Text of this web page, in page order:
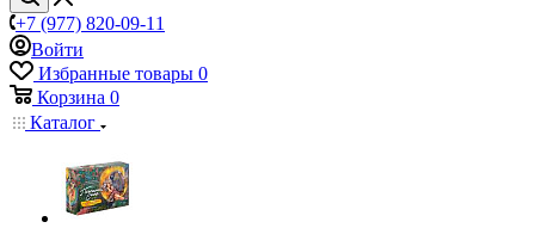
+7 (977) 820-09-11
Войти
Избранные товары 0
Корзина 0
Каталог